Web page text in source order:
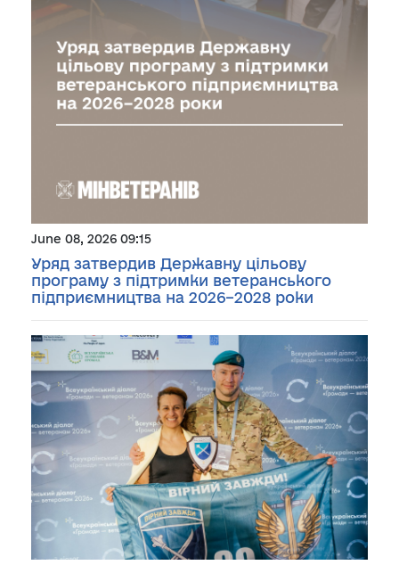
June 08, 2026 09:15
Уряд затвердив Державну цільову
програму з підтримки ветеранського
підприємництва на 2026–2028 роки